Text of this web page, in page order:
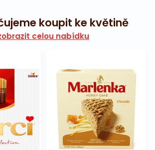
koupit ke květině
celou nabídku